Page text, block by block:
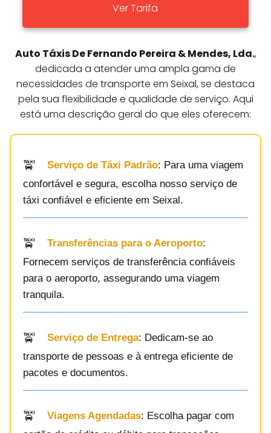
Ver Tarifa
Auto Táxis De Fernando Pereira & Mendes, Lda.,
dedicada a atender uma ampla gama de
necessidades de transporte em Seixal, se destaca
pela sua flexibilidade e qualidade de serviço. Aqui
está uma descrição geral do que eles oferecem:
Serviço de Táxi Padrão: Para uma viagem
confortável e segura, escolha nosso serviço de
táxi confiável e eficiente em Seixal.
Transferências para o Aeroporto:
Fornecem serviços de transferência confiáveis
para o aeroporto, assegurando uma viagem
tranquila.
Serviço de Entrega: Dedicam-se ao
transporte de pessoas e à entrega eficiente de
pacotes e documentos.
Viagens Agendadas: Escolha pagar com